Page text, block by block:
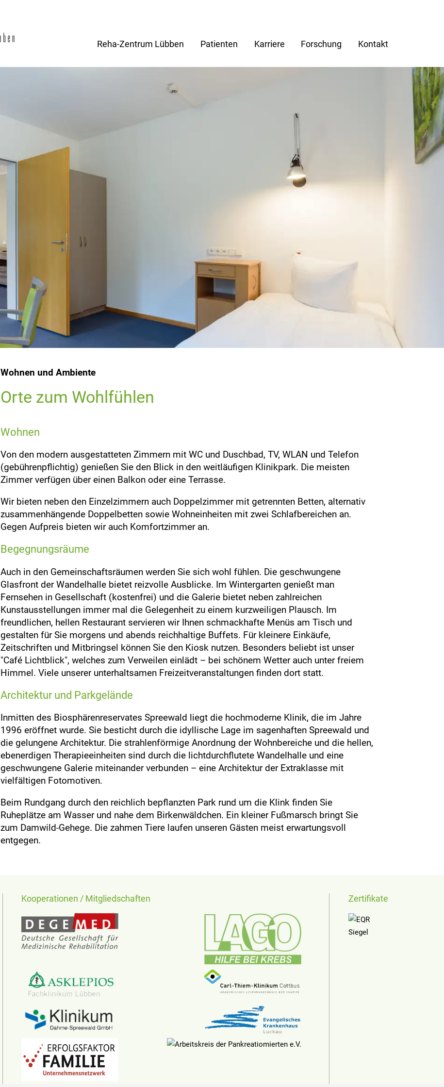
Reha-Zentrum Lübben Patienten Karriere Forschung Kontakt
Wohnen und Ambiente
Orte zum Wohlfühlen
Wohnen
Von den modern ausgestatteten Zimmern mit WC und Duschbad, TV, WLAN und Telefon
(gebührenpflichtig) genießen Sie den Blick in den weitläufigen Klinikpark. Die meisten
Zimmer verfügen über einen Balkon oder eine Terrasse.
Wir bieten neben den Einzelzimmern auch Doppelzimmer mit getrennten Betten, alternativ
zusammenhängende Doppelbetten sowie Wohneinheiten mit zwei Schlafbereichen an.
Gegen Aufpreis bieten wir auch Komfortzimmer an.
Begegnungsräume
Auch in den Gemeinschaftsräumen werden Sie sich wohl fühlen. Die geschwungene
Glasfront der Wandelhalle bietet reizvolle Ausblicke. Im Wintergarten genießt man
Fernsehen in Gesellschaft (kostenfrei) und die Galerie bietet neben zahlreichen
Kunstausstellungen immer mal die Gelegenheit zu einem kurzweiligen Plausch. Im
freundlichen, hellen Restaurant servieren wir Ihnen schmackhafte Menüs am Tisch und
gestalten für Sie morgens und abends reichhaltige Buffets. Für kleinere Einkäufe,
Zeitschriften und Mitbringsel können Sie den Kiosk nutzen. Besonders beliebt ist unser
"Café Lichtblick", welches zum Verweilen einlädt – bei schönem Wetter auch unter freiem
Himmel. Viele unserer unterhaltsamen Freizeitveranstaltungen finden dort statt.
Architektur und Parkgelände
Inmitten des Biosphärenreservates Spreewald liegt die hochmoderne Klinik, die im Jahre
1996 eröffnet wurde. Sie besticht durch die idyllische Lage im sagenhaften Spreewald und
die gelungene Architektur. Die strahlenförmige Anordnung der Wohnbereiche und die hellen,
ebenerdigen Therapieeinheiten sind durch die lichtdurchflutete Wandelhalle und eine
geschwungene Galerie miteinander verbunden – eine Architektur der Extraklasse mit
vielfältigen Fotomotiven.
Beim Rundgang durch den reichlich bepflanzten Park rund um die Klink finden Sie
Ruheplätze am Wasser und nahe dem Birkenwäldchen. Ein kleiner Fußmarsch bringt Sie
zum Damwild-Gehege. Die zahmen Tiere laufen unseren Gästen meist erwartungsvoll
entgegen.
Kooperationen / Mitgliedschaften Zertifikate